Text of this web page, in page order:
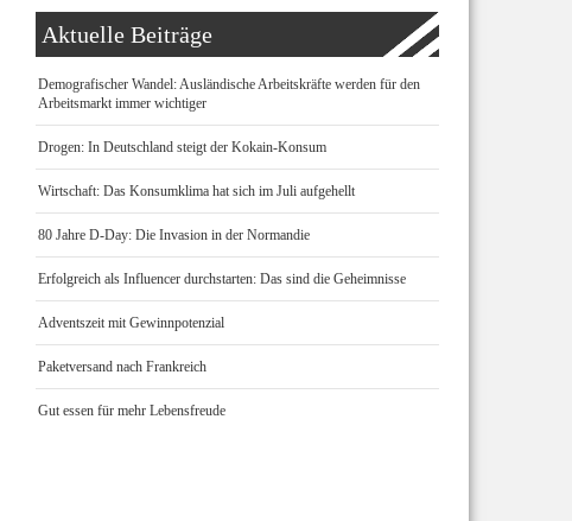
Aktuelle Beiträge
Demografischer Wandel: Ausländische Arbeitskräfte werden für den
Arbeitsmarkt immer wichtiger
Drogen: In Deutschland steigt der Kokain-Konsum
Wirtschaft: Das Konsumklima hat sich im Juli aufgehellt
80 Jahre D-Day: Die Invasion in der Normandie
Erfolgreich als Influencer durchstarten: Das sind die Geheimnisse
Adventszeit mit Gewinnpotenzial
Paketversand nach Frankreich
Gut essen für mehr Lebensfreude